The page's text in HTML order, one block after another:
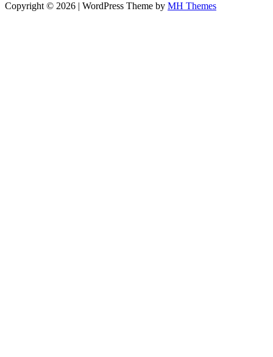
Copyright © 2026 | WordPress Theme by MH Themes